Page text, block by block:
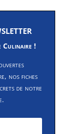
Culinaire !
nos fiches
de notre